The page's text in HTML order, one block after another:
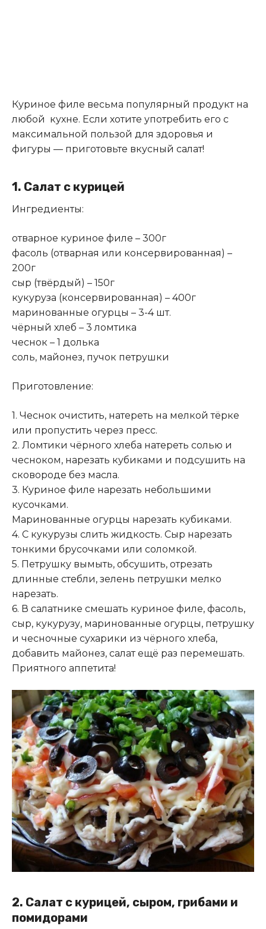
Куриное филе весьма популярный продукт на
любой кухне. Если хотите употребить его с
максимальной пользой для здоровья и
фигуры — приготовьте вкусный салат!
1. Салат с курицей
Ингредиенты:
отварное куриное филе – 300г
фасоль (отварная или консервированная) –
200г
сыр (твёрдый) – 150г
кукуруза (консервированная) – 400г
маринованные огурцы – 3-4 шт.
чёрный хлеб – 3 ломтика
чеснок – 1 долька
соль, майонез, пучок петрушки
Приготовление:
1. Чеснок очистить, натереть на мелкой тёрке
или пропустить через пресс.
2. Ломтики чёрного хлеба натереть солью и
чесноком, нарезать кубиками и подсушить на
сковороде без масла.
3. Куриное филе нарезать небольшими
кусочками.
Маринованные огурцы нарезать кубиками.
4. С кукурузы слить жидкость. Сыр нарезать
тонкими брусочками или соломкой.
5. Петрушку вымыть, обсушить, отрезать
длинные стебли, зелень петрушки мелко
нарезать.
6. В салатнике смешать куриное филе, фасоль,
сыр, кукурузу, маринованные огурцы, петрушку
и чесночные сухарики из чёрного хлеба,
добавить майонез, салат ещё раз перемешать.
Приятного аппетита!
2. Салат с курицей, сыром, грибами и
помидорами